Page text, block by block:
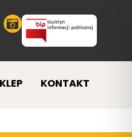
KONTAKT